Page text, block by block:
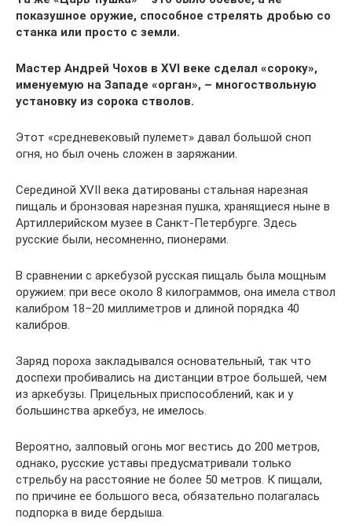
показушное оружие, способное стрелять дробью со
станка или просто с земли.
Мастер Андрей Чохов в XVI веке сделал «сороку»,
именуемую на Западе «орган», – многоствольную
установку из сорока стволов.
Этот «средневековый пулемет» давал большой сноп
огня, но был очень сложен в заряжании.
Серединой XVII века датированы стальная нарезная
пищаль и бронзовая нарезная пушка, хранящиеся ныне в
Артиллерийском музее в Санкт-Петербурге. Здесь
русские были, несомненно, пионерами.
В сравнении с аркебузой русская пищаль была мощным
оружием: при весе около 8 килограммов, она имела ствол
калибром 18–20 миллиметров и длиной порядка 40
калибров.
Заряд пороха закладывался основательный, так что
доспехи пробивались на дистанции втрое большей, чем
из аркебузы. Прицельных приспособлений, как и у
большинства аркебуз, не имелось.
Вероятно, залповый огонь мог вестись до 200 метров,
однако, русские уставы предусматривали только
стрельбу на расстояние не более 50 метров. К пищали,
по причине ее большого веса, обязательно полагалась
подпорка в виде бердыша.